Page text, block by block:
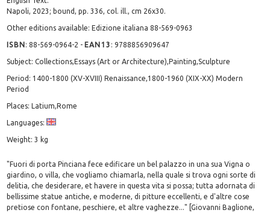
Napoli, 2023; bound, pp. 336, col. ill., cm 26x30.
Other editions available: Edizione italiana 88-569-0963
ISBN:88-569-0964-2 - EAN13 :9788856909647
Subject: Collections,Essays (Art or Architecture),Painting,Sculpture
Period: 1400-1800 (XV-XVIII) Renaissance,1800-1960 (XIX-XX) Modern
Period
Places: Latium,Rome
Languages:
Weight: 3 kg
"Fuori di porta Pinciana fece edificare un bel palazzo in una sua Vigna o
giardino, o villa, che vogliamo chiamarla, nella quale si trova ogni sorte di
delitia, che desiderare, et havere in questa vita si possa; tutta adornata di
bellissime statue antiche, e moderne, di pitture eccellenti, e d'altre cose
pretiose con fontane, peschiere, et altre vaghezze..." [Giovanni Baglione,